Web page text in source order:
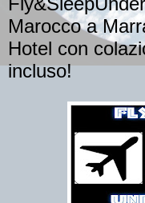
Marocco a
Hotel con
incluso!